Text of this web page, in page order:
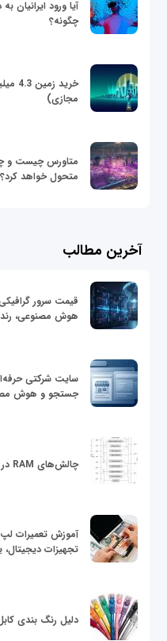
آیا ورود ایرانیان
چگونه؟
مجازی)
متاورس چیست و
متحول خواهد کرد؟
آخرین مطالب
هوش مصنوعی،
سایت شرکتی
جستجو و هوش
چالش‌های RAM در Workloadهای محاسباتی HPC
آموزش تعمیرات
تجهیزات
دلیل رنگ بندی